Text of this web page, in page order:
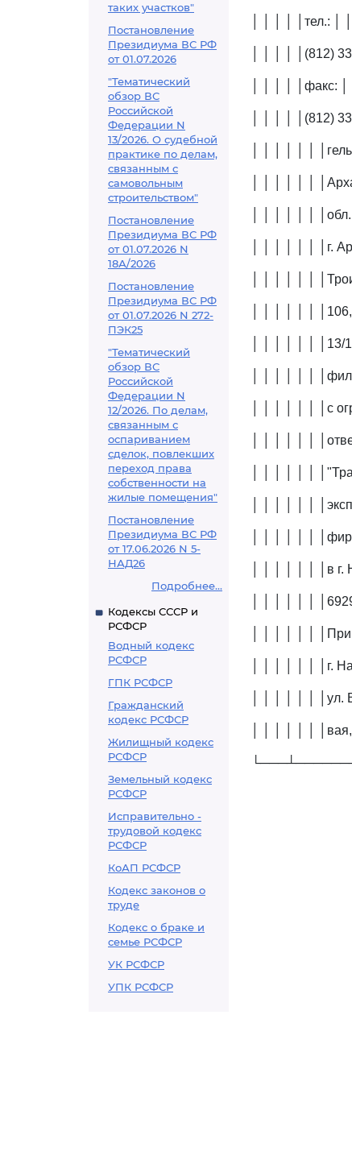
таких участков"
Постановление
Президиума ВС РФ
от 01.07.2026
"Тематический
обзор ВС
Российской
Федерации N
13/2026. О судебной
практике по делам,
связанным с
самовольным
строительством"
Постановление
Президиума ВС РФ
от 01.07.2026 N
18А/2026
Постановление
Президиума ВС РФ
от 01.07.2026 N 272-
ПЭК25
"Тематический
обзор ВС
Российской
Федерации N
12/2026. По делам,
связанным с
оспариванием
сделок, повлекших
переход права
собственности на
жилые помещения"
Постановление
Президиума ВС РФ
от 17.06.2026 N 5-
НАД26
Подробнее...
Кодексы СССР и
РСФСР
Водный кодекс
РСФСР
ГПК РСФСР
Гражданский
кодекс РСФСР
Жилищный кодекс
РСФСР
Земельный кодекс
РСФСР
Исправительно -
трудовой кодекс
РСФСР
КоАП РСФСР
Кодекс законов о
труде
Кодекс о браке и
семье РСФСР
УК РСФСР
УПК РСФСР
│ │ │ │ │тел.: │
│ │ │ │ │(812)
│ │ │ │ │факс:
│ │ │ │ │(812)
│ │ │ │ │ │
│ │ │ │ │ │
│ │ │ │ │ │
│ │ │ │ │ │ │г.
│ │ │ │ │ │
│ │ │ │ │ │
│ │ │ │ │ │ │13/
│ │ │ │ │ │
│ │ │ │ │ │ │с
│ │ │ │ │ │
│ │ │ │ │ │
│ │ │ │ │ │
│ │ │ │ │ │
│ │ │ │ │ │ │в г.
│ │ │ │ │ │
│ │ │ │ │ │
│ │ │ │ │ │ │г.
│ │ │ │ │ │ │ул.
│ │ │ │ │ │